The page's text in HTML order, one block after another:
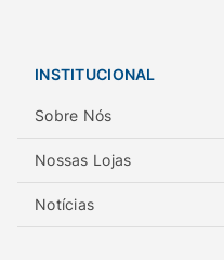
INSTITUCIONAL
Sobre Nós
Nossas Lojas
Notícias